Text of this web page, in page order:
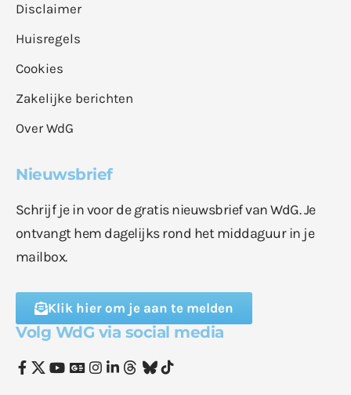
Disclaimer
Huisregels
Cookies
Zakelijke berichten
Over WdG
Nieuwsbrief
Schrijf je in voor de gratis nieuwsbrief van WdG. Je
ontvangt hem dagelijks rond het middaguur in je
mailbox.
Klik hier om je aan te melden
Volg WdG via social media